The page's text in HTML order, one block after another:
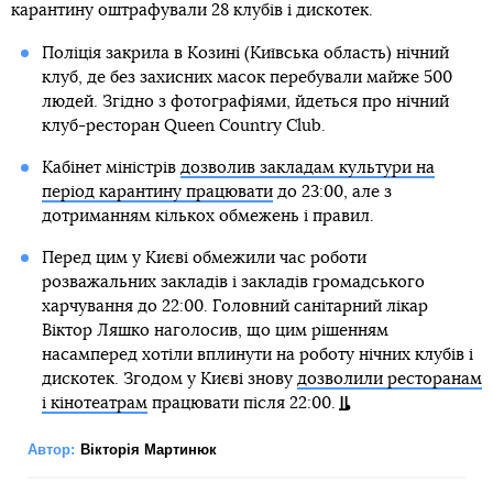
карантину оштрафували 28 клубів і дискотек.
Поліція закрила в Козині (Київська область) нічний
клуб, де без захисних масок перебували майже 500
людей. Згідно з фотографіями, йдеться про нічний
клуб-ресторан Queen Country Club.
Кабінет міністрів дозволив закладам культури на
період карантину працюватидо 23:00, але з
дотриманням кількох обмежень і правил.
Перед цим у Києві обмежили час роботи
розважальних закладів і закладів громадського
харчування до 22:00. Головний санітарний лікар
Віктор Ляшко наголосив, що цим рішенням
насамперед хотіли вплинути на роботу нічних клубів і
дискотек. Згодом у Києві знову дозволили ресторанам
і кінотеатрампрацювати після 22:00.
Автор: Вікторія Мартинюк